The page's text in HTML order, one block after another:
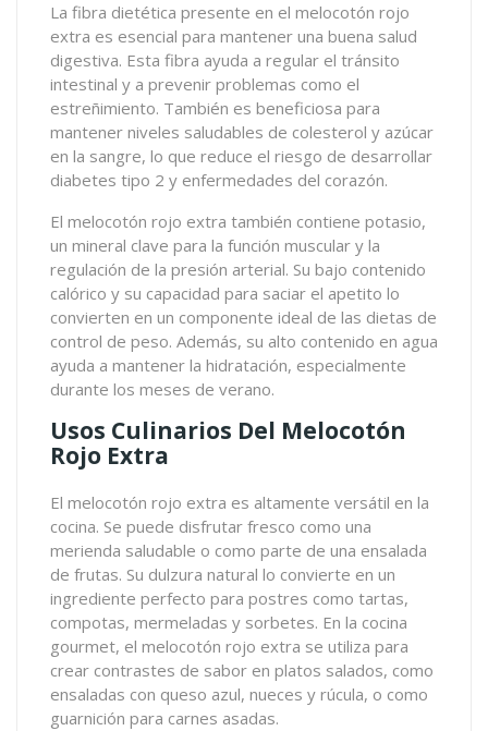
La fibra dietética presente en el melocotón rojo
extra es esencial para mantener una buena salud
digestiva. Esta fibra ayuda a regular el tránsito
intestinal y a prevenir problemas como el
estreñimiento. También es beneficiosa para
mantener niveles saludables de colesterol y azúcar
en la sangre, lo que reduce el riesgo de desarrollar
diabetes tipo 2 y enfermedades del corazón.
El melocotón rojo extra también contiene potasio,
un mineral clave para la función muscular y la
regulación de la presión arterial. Su bajo contenido
calórico y su capacidad para saciar el apetito lo
convierten en un componente ideal de las dietas de
control de peso. Además, su alto contenido en agua
ayuda a mantener la hidratación, especialmente
durante los meses de verano.
Usos Culinarios Del Melocotón
Rojo Extra
El melocotón rojo extra es altamente versátil en la
cocina. Se puede disfrutar fresco como una
merienda saludable o como parte de una ensalada
de frutas. Su dulzura natural lo convierte en un
ingrediente perfecto para postres como tartas,
compotas, mermeladas y sorbetes. En la cocina
gourmet, el melocotón rojo extra se utiliza para
crear contrastes de sabor en platos salados, como
ensaladas con queso azul, nueces y rúcula, o como
guarnición para carnes asadas.